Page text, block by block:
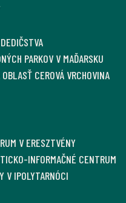
PARKOV V MAĎARSKU
CEROVÁ VRCHOVINA
V ERESZTVÉNY
INFORMAČNÉ CENTRUM
V IPOLYTARNÓCI